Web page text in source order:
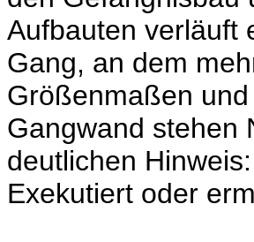
Aufbauten verläuft
Gang, an dem
Größenmaßen
Gangwand stehen
deutlichen Hinweis:
Exekutiert oder